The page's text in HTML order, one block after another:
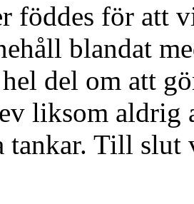
föddes för att
blandat
del om att
liksom aldrig
tankar. Till